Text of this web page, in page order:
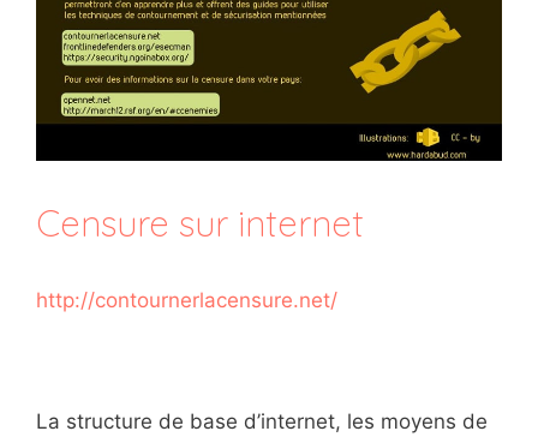
Censure sur internet
http://contournerlacensure.net/
La structure de base d’internet, les moyens de